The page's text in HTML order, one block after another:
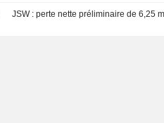
JSW : perte nette préliminaire de 6,25